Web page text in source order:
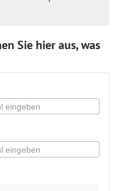
Sie hier aus, was